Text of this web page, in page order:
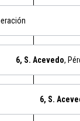
6, S. Acevedo,
6, S.